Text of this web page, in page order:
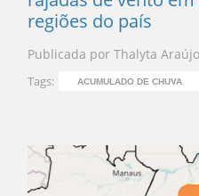
regiões do país
Publicada por Thalyta Araújo
Tags: ACUMULADO DE CHUVA